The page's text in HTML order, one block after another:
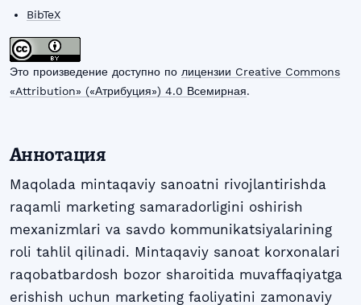
BibTeX
Это произведение доступно по лицензии Creative Commons
«Attribution» («Атрибуция») 4.0 Всемирная.
Аннотация
Maqolada mintaqaviy sanoatni rivojlantirishda
raqamli marketing samaradorligini oshirish
mexanizmlari va savdo kommunikatsiyalarining
roli tahlil qilinadi. Mintaqaviy sanoat korxonalari
raqobatbardosh bozor sharoitida muvaffaqiyatga
erishish uchun marketing faoliyatini zamonaviy